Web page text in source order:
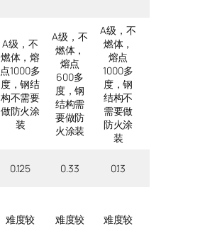
A级，不
燃体，熔
点1000多
度，钢结
构不需要
做防火涂
装
A级，不
燃体，
熔点
600多
度，钢
结构需
要做防
火涂装
A级，不
燃体，
熔点
1000多
度，钢
结构不
需要做
防火涂
装
0.125 0.33 0.13
难度较
难度较
难度较